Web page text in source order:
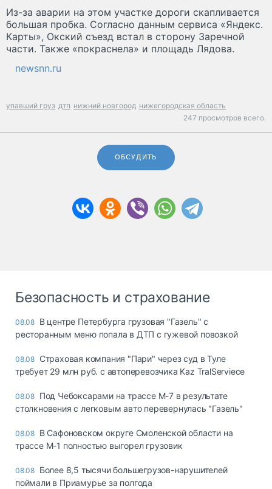
Из-за аварии на этом участке дороги скапливается
большая пробка. Согласно данным сервиса «Яндекс.
Карты», Окский съезд встал в сторону Заречной
части. Также «покраснела» и площадь Лядова.
newsnn.ru
упавший груз дтп нижний новгород нижегородская область
247 просмотров всего.
ОБСУДИТЬ
Безопасность и страхование
08.08 В центре Петербурга грузовая "Газель" с
ресторанным меню попала в ДТП с гужевой повозкой
08.08 Страховая компания "Пари" через суд в Туле
требует 29 млн руб. с автоперевозчика Kaz TralServiece
08.08 Под Чебоксарами на трассе М-7 в результате
столкновения с легковым авто перевернулась "Газель"
08.08 В Сафоновском округе Смоленской области на
трассе М-1 полностью выгорел грузовик
08.08 Более 8,5 тысячи большегрузов-нарушителей
поймали в Приамурье за полгода